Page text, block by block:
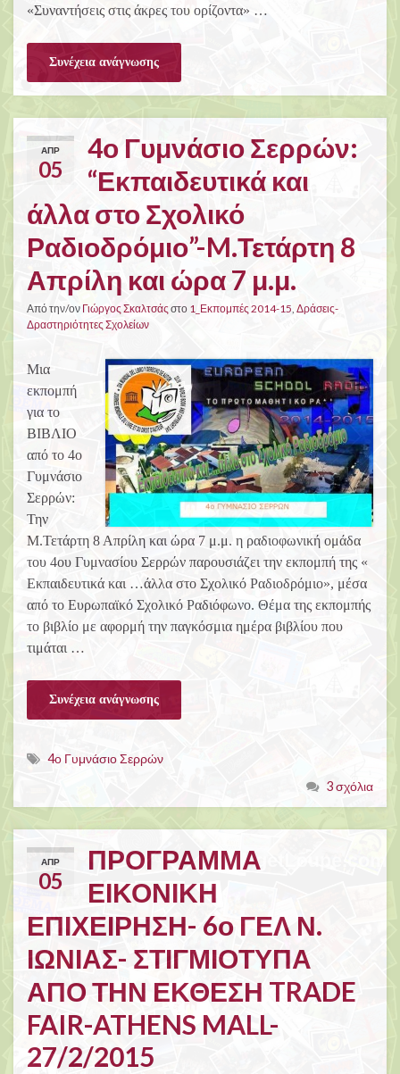
«Συναντήσεις στις άκρες του ορίζοντα» …
Συνέχεια ανάγνωσης
ΑΠΡ
05
4ο Γυμνάσιο Σερρών:
“Εκπαιδευτικά και
άλλα στο Σχολικό
Ραδιοδρόμιο”-M.Τετάρτη 8
Απρίλη και ώρα 7 μ.μ.
Από την/ον Γιώργος Σκαλτσάςστο 1_Εκπομπές 2014-15, Δράσεις-
Δραστηριότητες Σχολείων
Μια
εκπομπή
για το
ΒΙΒΛΙΟ
από το 4ο
Γυμνάσιο
Σερρών:
Την
M.Τετάρτη 8 Απρίλη και ώρα 7 μ.μ. η ραδιοφωνική ομάδα
του 4ου Γυμνασίου Σερρών παρουσιάζει την εκπομπή της «
Εκπαιδευτικά και …άλλα στο Σχολικό Ραδιοδρόμιο», μέσα
από το Ευρωπαϊκό Σχολικό Ραδιόφωνο. Θέμα της εκπομπής
το βιβλίο με αφορμή την παγκόσμια ημέρα βιβλίου που
τιμάται …
Συνέχεια ανάγνωσης
4ο Γυμνάσιο Σερρών
3 σχόλια
ΑΠΡ
05
ΠΡΟΓΡΑΜΜΑ
ΕΙΚΟΝΙΚΗ
ΕΠΙΧΕΙΡΗΣΗ- 6ο ΓΕΛ Ν.
ΙΩΝΙΑΣ- ΣΤΙΓΜΙΟΤΥΠΑ
ΑΠΟ ΤΗΝ ΕΚΘΕΣΗ TRADE
FAIR-ATHENS MALL-
27/2/2015